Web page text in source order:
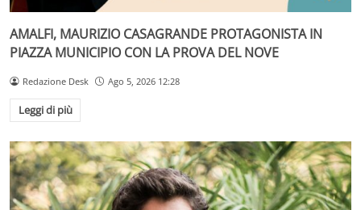
AMALFI, MAURIZIO CASAGRANDE PROTAGONISTA IN
PIAZZA MUNICIPIO CON LA PROVA DEL NOVE
Redazione Desk Ago 5, 2026 12:28
Leggi di più